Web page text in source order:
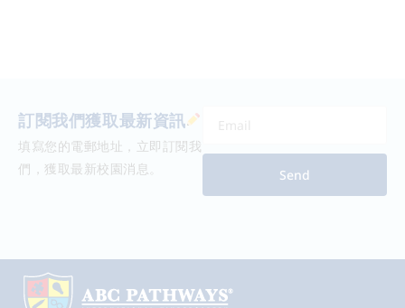
訂閱我們獲取最新資訊
填寫您的電郵地址，立即訂閱我
們，獲取最新校園消息。
Send